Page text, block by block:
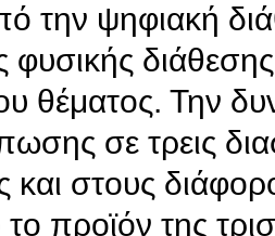
την ψηφιακή
φυσικής
θέματος. Την
σε τρεις
και στους
το προϊόν της